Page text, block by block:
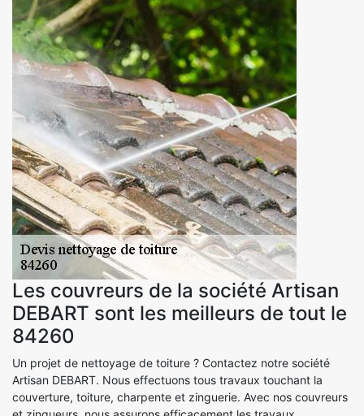
Les couvreurs de la société Artisan
DEBART sont les meilleurs de tout le
84260
Un projet de nettoyage de toiture ? Contactez notre société
Artisan DEBART. Nous effectuons tous travaux touchant la
couverture, toiture, charpente et zinguerie. Avec nos couvreurs